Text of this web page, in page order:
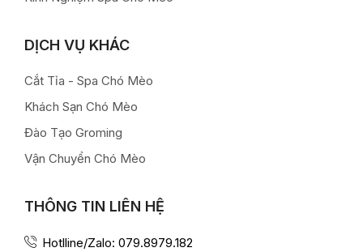
DỊCH VỤ KHÁC
Cắt Tỉa - Spa Chó Mèo
Khách Sạn Chó Mèo
Đào Tạo Groming
Vận Chuyển Chó Mèo
THÔNG TIN LIÊN HỆ
Hotlline/Zalo: 079.8979.182